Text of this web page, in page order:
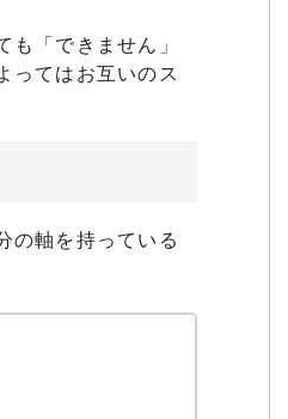
も「できません」
ってはお互いのス
の軸を持っている